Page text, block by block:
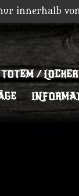
innerhalb
/ LOCKER